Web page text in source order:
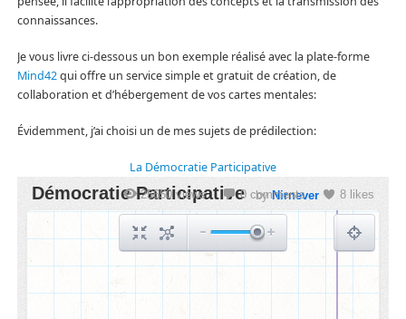
connaissances.
Je vous livre ci-dessous un bon exemple réalisé avec la plate-forme
Mind42qui offre un service simple et gratuit de création, de
collaboration et d’hébergement de vos cartes mentales:
Évidemment, j’ai choisi un de mes sujets de prédilection:
La Démocratie Participative